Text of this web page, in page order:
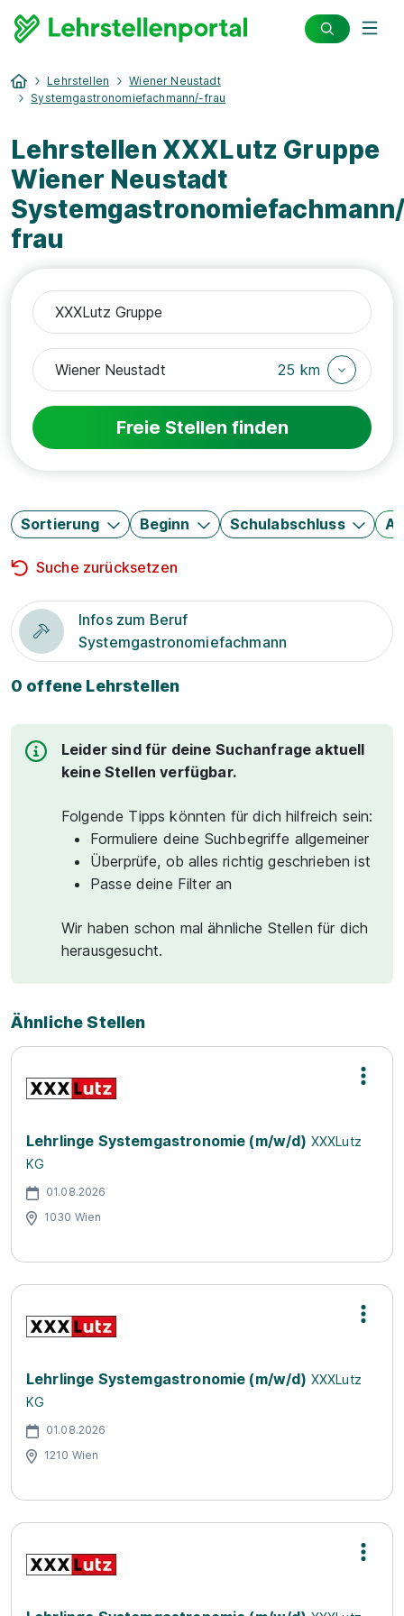
Lehrstellen
Wiener Neustadt
Systemgastronomiefachmann/-frau
Lehrstellen XXXLutz Gruppe
Wiener Neustadt
frau
25 km
Freie Stellen finden
Sortierung Beginn Schulabschluss
Suche zurücksetzen
Infos zum Beruf
Systemgastronomiefachmann
0 offene Lehrstellen
Leider sind für deine Suchanfrage aktuell
keine Stellen verfügbar.
Folgende Tipps könnten für dich hilfreich sein:
Formuliere deine Suchbegriffe allgemeiner
Überprüfe, ob alles richtig geschrieben ist
Passe deine Filter an
Wir haben schon mal ähnliche Stellen für dich
herausgesucht.
Ähnliche Stellen
Lehrlinge Systemgastronomie (m/w/d) XXXLutz
KG
01.08.2026
1030 Wien
Lehrlinge Systemgastronomie (m/w/d) XXXLutz
KG
01.08.2026
1210 Wien